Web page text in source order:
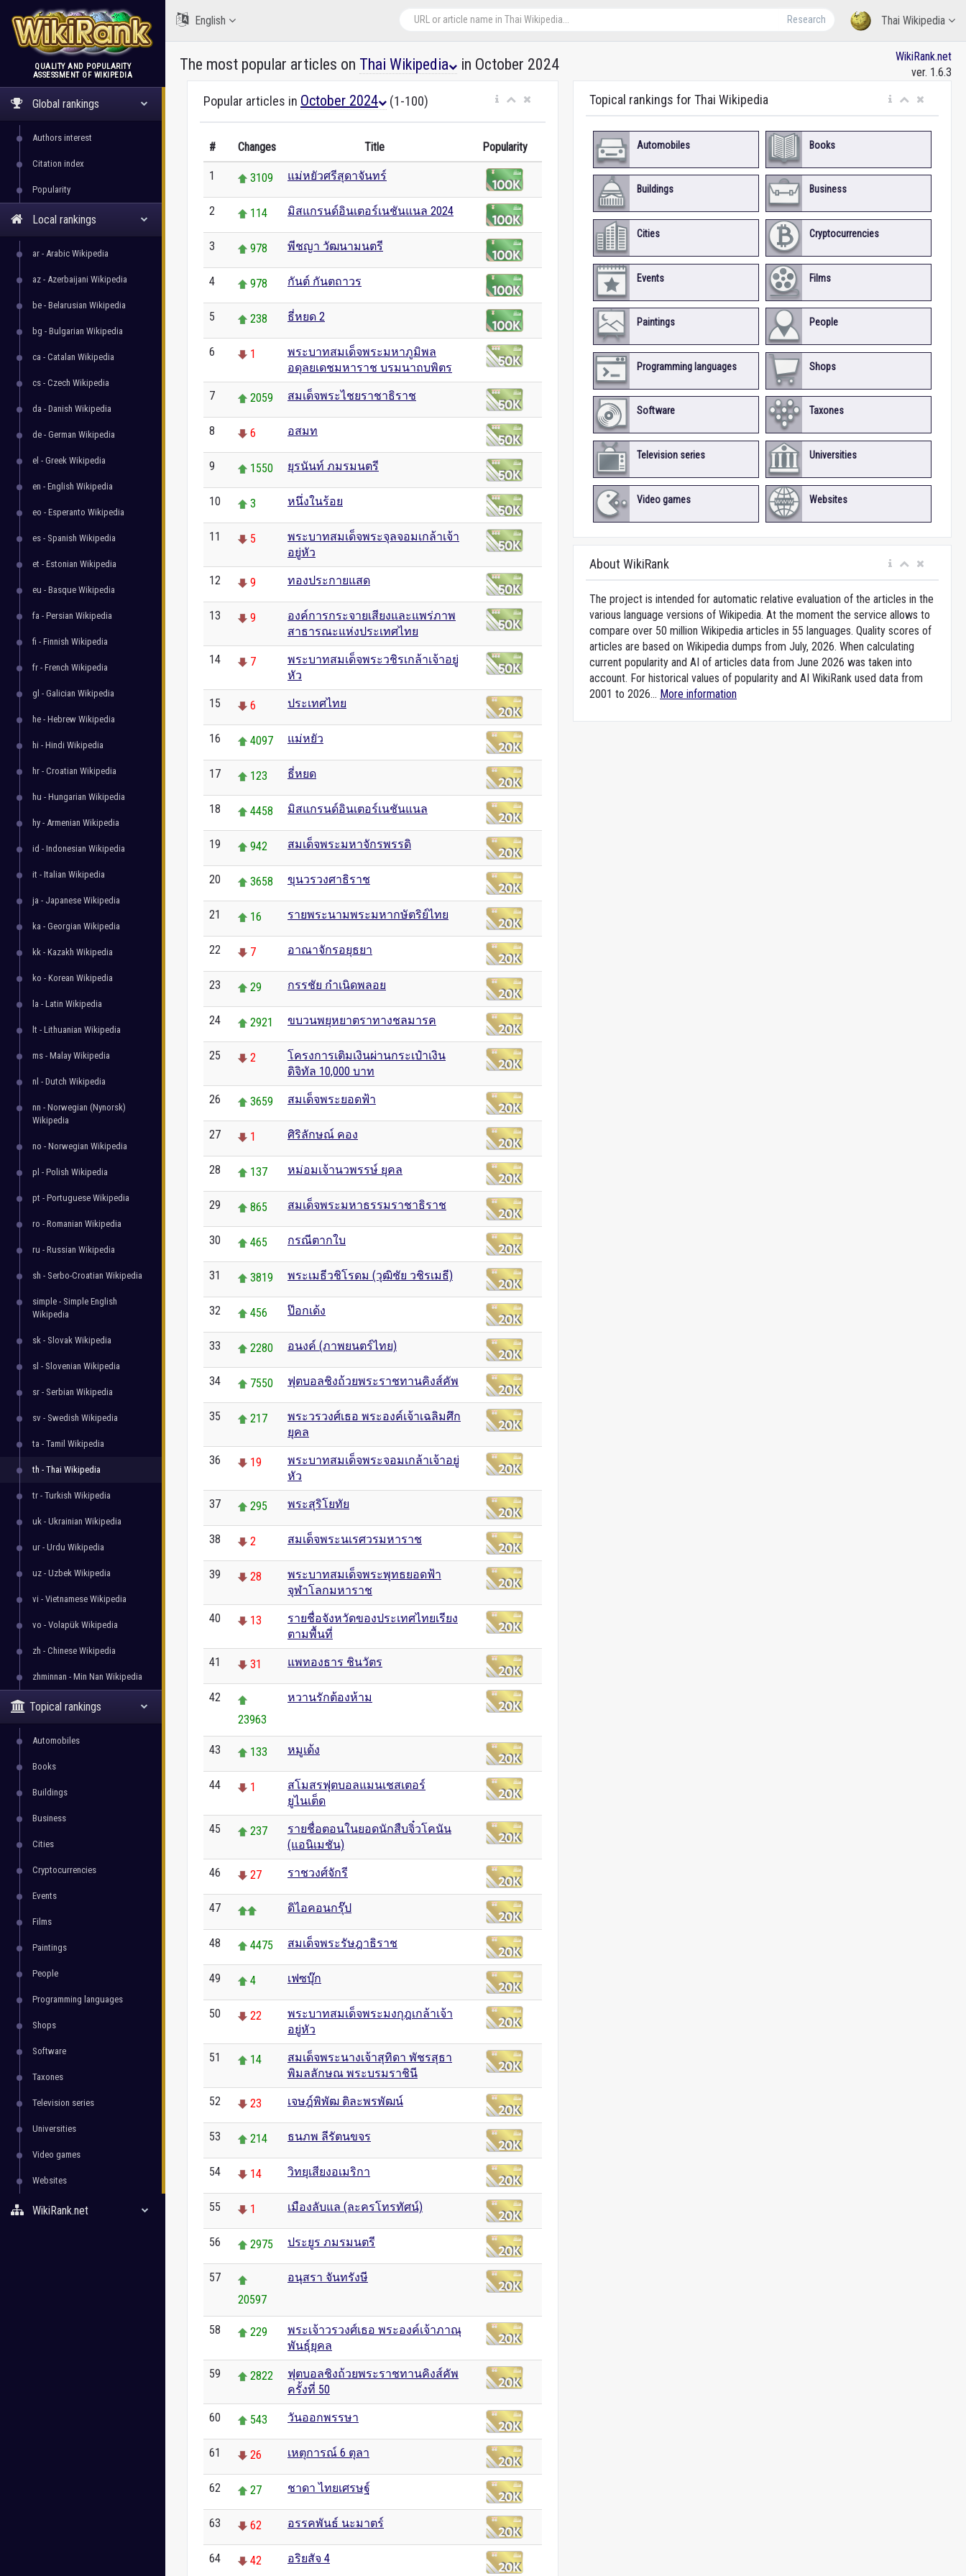
WikiRank
QUALITY AND POPULARITY
ASSESSMENT OF WIKIPEDIA
Global rankings
Authors interest
Citation index
Popularity
Local rankings
ar - Arabic Wikipedia
az - Azerbaijani Wikipedia
be - Belarusian Wikipedia
bg - Bulgarian Wikipedia
ca - Catalan Wikipedia
cs - Czech Wikipedia
da - Danish Wikipedia
de - German Wikipedia
el - Greek Wikipedia
en - English Wikipedia
eo - Esperanto Wikipedia
es - Spanish Wikipedia
et - Estonian Wikipedia
eu - Basque Wikipedia
fa - Persian Wikipedia
fi - Finnish Wikipedia
fr - French Wikipedia
gl - Galician Wikipedia
he - Hebrew Wikipedia
hi - Hindi Wikipedia
hr - Croatian Wikipedia
hu - Hungarian Wikipedia
hy - Armenian Wikipedia
id - Indonesian Wikipedia
it - Italian Wikipedia
ja - Japanese Wikipedia
ka - Georgian Wikipedia
kk - Kazakh Wikipedia
ko - Korean Wikipedia
la - Latin Wikipedia
lt - Lithuanian Wikipedia
ms - Malay Wikipedia
nl - Dutch Wikipedia
nn - Norwegian (Nynorsk)
Wikipedia
no - Norwegian Wikipedia
pl - Polish Wikipedia
pt - Portuguese Wikipedia
ro - Romanian Wikipedia
ru - Russian Wikipedia
sh - Serbo-Croatian Wikipedia
simple - Simple English
Wikipedia
sk - Slovak Wikipedia
sl - Slovenian Wikipedia
sr - Serbian Wikipedia
sv - Swedish Wikipedia
ta - Tamil Wikipedia
th - Thai Wikipedia
tr - Turkish Wikipedia
uk - Ukrainian Wikipedia
ur - Urdu Wikipedia
uz - Uzbek Wikipedia
vi - Vietnamese Wikipedia
vo - Volapük Wikipedia
zh - Chinese Wikipedia
zhminnan - Min Nan Wikipedia
Topical rankings
Automobiles
Books
Buildings
Business
Cities
Cryptocurrencies
Events
Films
Paintings
People
Programming languages
Shops
Software
Taxones
Television series
Universities
Video games
Websites
WikiRank.net
Thai Wikipedia
Research
English
The most popular articles on Thai Wikipedia in October 2024
WikiRank.net
ver. 1.6.3
Popular articles in October 2024 (1-100)
# Changes Title Popularity
1 3109 แม่หยัวศรีสุดาจันทร์
2 114 มิสแกรนด์อินเตอร์เนชันแนล 2024
3 978 พีชญา วัฒนามนตรี
4 978 กันต์ กันตถาวร
5 238 ธี่หยด 2
6 1
พระบาทสมเด็จพระมหาภูมิพล
อดุลยเดชมหาราช บรมนาถบพิตร
7 2059 สมเด็จพระไชยราชาธิราช
8 6 อสมท
9 1550 ยุรนันท์ ภมรมนตรี
10 3 หนึ่งในร้อย
11 5
พระบาทสมเด็จพระจุลจอมเกล้าเจ้า
อยู่หัว
12 9 ทองประกายแสด
13 9
องค์การกระจายเสียงและแพร่ภาพ
สาธารณะแห่งประเทศไทย
14 7
พระบาทสมเด็จพระวชิรเกล้าเจ้าอยู่
หัว
15 6 ประเทศไทย
16 4097 แม่หยัว
17 123 ธี่หยด
18 4458 มิสแกรนด์อินเตอร์เนชันแนล
19 942 สมเด็จพระมหาจักรพรรดิ
20 3658 ขุนวรวงศาธิราช
21 16 รายพระนามพระมหากษัตริย์ไทย
22 7 อาณาจักรอยุธยา
23 29 กรรชัย กำเนิดพลอย
24 2921 ขบวนพยุหยาตราทางชลมารค
25 2
โครงการเติมเงินผ่านกระเป๋าเงิน
ดิจิทัล 10,000 บาท
26 3659 สมเด็จพระยอดฟ้า
27 1 ศิริลักษณ์ คอง
28 137 หม่อมเจ้านวพรรษ์ ยุคล
29 865 สมเด็จพระมหาธรรมราชาธิราช
30 465 กรณีตากใบ
31 3819 พระเมธีวชิโรดม (วุฒิชัย วชิรเมธี)
32 456 ป๊อกเด้ง
33 2280 อนงค์ (ภาพยนตร์ไทย)
34 7550 ฟุตบอลชิงถ้วยพระราชทานคิงส์คัพ
35 217
พระวรวงศ์เธอ พระองค์เจ้าเฉลิมศึก
ยุคล
36 19
พระบาทสมเด็จพระจอมเกล้าเจ้าอยู่
หัว
37 295 พระสุริโยทัย
38 2 สมเด็จพระนเรศวรมหาราช
39 28
พระบาทสมเด็จพระพุทธยอดฟ้า
จุฬาโลกมหาราช
40 13
รายชื่อจังหวัดของประเทศไทยเรียง
ตามพื้นที่
41 31 แพทองธาร ชินวัตร
42
23963
หวานรักต้องห้าม
43 133 หมูเด้ง
44 1
สโมสรฟุตบอลแมนเชสเตอร์
ยูไนเต็ด
45 237
รายชื่อตอนในยอดนักสืบจิ๋วโคนัน
(แอนิเมชัน)
46 27 ราชวงศ์จักรี
47 ดิไอคอนกรุ๊ป
48 4475 สมเด็จพระรัษฎาธิราช
49 4 เฟซบุ๊ก
50 22
พระบาทสมเด็จพระมงกุฎเกล้าเจ้า
อยู่หัว
51 14
สมเด็จพระนางเจ้าสุทิดา พัชรสุธา
พิมลลักษณ พระบรมราชินี
52 23 เจษฎ์พิพัฒ ติละพรพัฒน์
53 214 ธนภพ ลีรัตนขจร
54 14 วิทยุเสียงอเมริกา
55 1 เมืองลับแล (ละครโทรทัศน์)
56 2975 ประยูร ภมรมนตรี
57
20597
อนุสรา จันทรังษี
58 229
พระเจ้าวรวงศ์เธอ พระองค์เจ้าภาณุ
พันธุ์ยุคล
59 2822
ฟุตบอลชิงถ้วยพระราชทานคิงส์คัพ
ครั้งที่ 50
60 543 วันออกพรรษา
61 26 เหตุการณ์ 6 ตุลา
62 27 ชาดา ไทยเศรษฐ์
63 62 อรรคพันธ์ นะมาตร์
64 42 อริยสัจ 4
Topical rankings for Thai Wikipedia
Automobiles Books
Buildings Business
Cities Cryptocurrencies
Events Films
Paintings People
Programming languages Shops
Software Taxones
Television series Universities
Video games Websites
About WikiRank
The project is intended for automatic relative evaluation of the articles in the
various language versions of Wikipedia. At the moment the service allows to
compare over 50 million Wikipedia articles in 55 languages. Quality scores of
articles are based on Wikipedia dumps from July, 2026. When calculating
current popularity and AI of articles data from June 2026 was taken into
account. For historical values of popularity and AI WikiRank used data from
2001 to 2026... More information